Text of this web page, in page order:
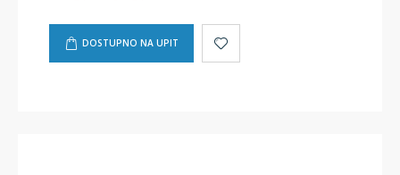
DOSTUPNO NA UPIT